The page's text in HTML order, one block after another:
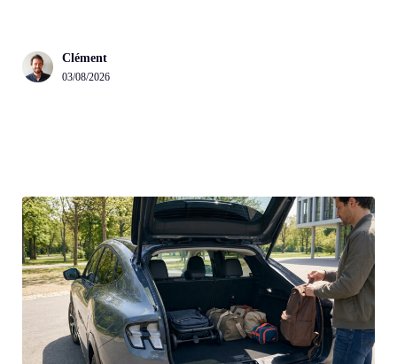
Clément
03/08/2026